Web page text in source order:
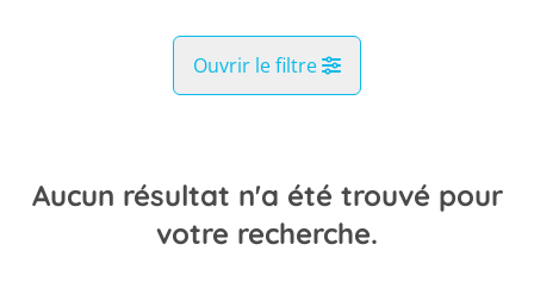
Ouvrir le filtre
Gijmel (3201) Remove
Vue de la carte
Aucun résultat n'a été trouvé pour
votre recherche.